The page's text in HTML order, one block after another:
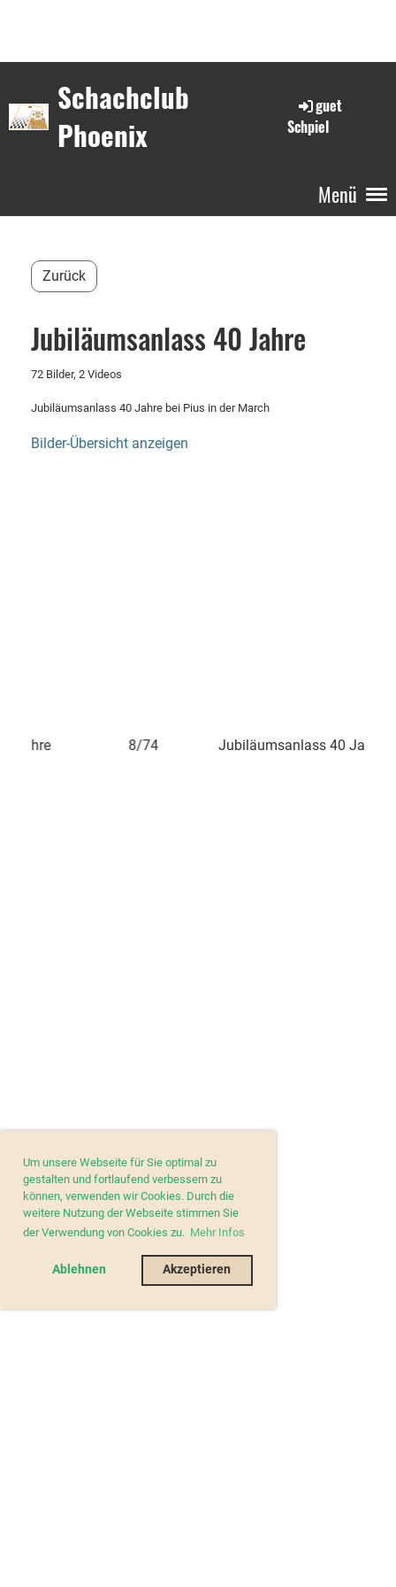
Um unsere Webseite für Sie optimal zu
gestalten und fortlaufend verbessern zu
können, verwenden wir Cookies. Durch die
weitere Nutzung der Webseite stimmen Sie
der Verwendung von Cookies zu. Mehr Infos
Ablehnen Akzeptieren
Schachclub
Phoenix
guet
Schpiel
Menü
Zurück
Jubiläumsanlass 40 Jahre
72 Bilder, 2 Videos
Jubiläumsanlass 40 Jahre bei Pius in der March
Bilder-Übersicht anzeigen
8/74 Jubiläumsanlass 40 Jahre